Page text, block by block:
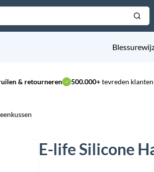
& retourneren 500.000+tevreden klanten
E-life Silicone